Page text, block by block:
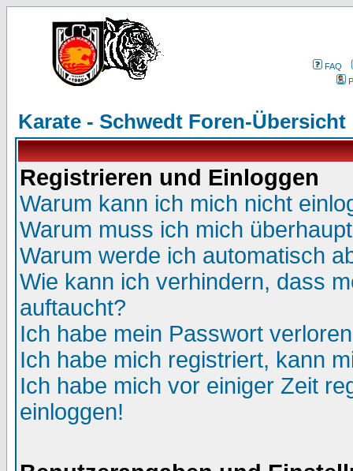
FAQ
Karate - Schwedt Foren-Übersicht
Registrieren und Einloggen
Warum kann ich mich nicht
Warum muss ich mich
Warum werde ich automatisch
Wie kann ich verhindern, dass
auftaucht?
Ich habe mein Passwort
Ich habe mich registriert, kann
Ich habe mich vor einiger Zeit
einloggen!